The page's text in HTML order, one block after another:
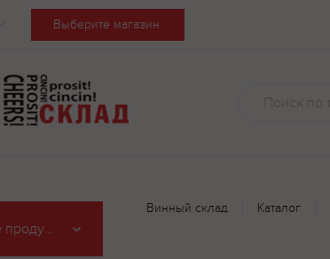
Выберите магазин
Кисломолочные продукты
Винный склад Каталог